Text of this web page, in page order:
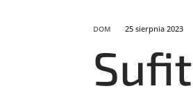
DOM 25 sierpnia 2023